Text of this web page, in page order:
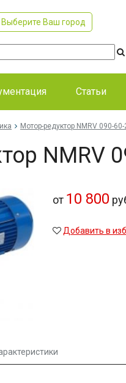
Выберите Ваш город
Статьи
Мо­тор-ре­дук­тор NMRV 090-60-
NMRV
от 10 800
Добавить в